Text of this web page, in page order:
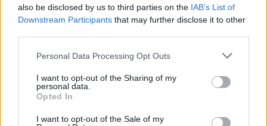
also be disclosed by us to third parties on the IAB’s List of
Downstream Participants that may further disclose it to other
Personal Data Processing Opt Outs
I want to opt-out of the Sharing of my
personal data.
Opted In
I want to opt-out of the Sale of my